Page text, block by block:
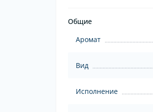
Общие
Аромат
Вид
Исполнение